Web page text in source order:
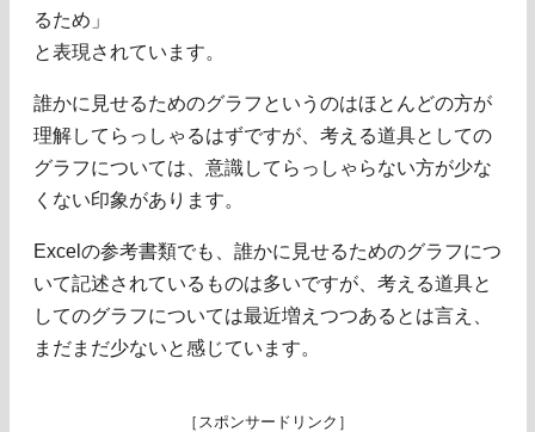
るため」
と表現されています。
誰かに見せるためのグラフというのはほとんどの方が
理解してらっしゃるはずですが、考える道具としての
グラフについては、意識してらっしゃらない方が少な
くない印象があります。
Excelの参考書類でも、誰かに見せるためのグラフにつ
いて記述されているものは多いですが、考える道具と
してのグラフについては最近増えつつあるとは言え、
まだまだ少ないと感じています。
［スポンサードリンク］